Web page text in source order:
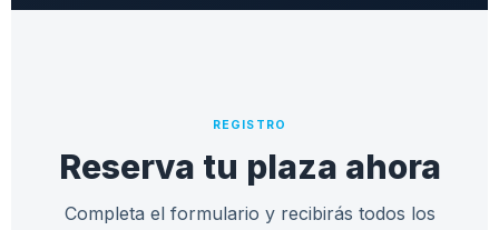
REGISTRO
Reserva tu plaza ahora
Completa el formulario y recibirás todos los